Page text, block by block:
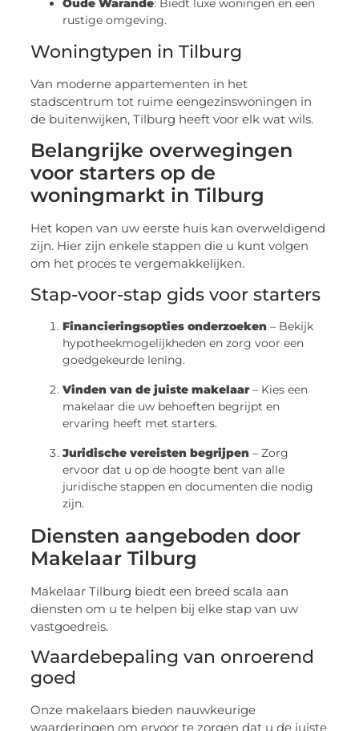
Oude Warande: Biedt luxe woningen en een
rustige omgeving.
Woningtypen in Tilburg
Van moderne appartementen in het
stadscentrum tot ruime eengezinswoningen in
de buitenwijken, Tilburg heeft voor elk wat wils.
Belangrijke overwegingen
voor starters op de
woningmarkt in Tilburg
Het kopen van uw eerste huis kan overweldigend
zijn. Hier zijn enkele stappen die u kunt volgen
om het proces te vergemakkelijken.
Stap-voor-stap gids voor starters
Financieringsopties onderzoeken – Bekijk
hypotheekmogelijkheden en zorg voor een
goedgekeurde lening.
Vinden van de juiste makelaar– Kies een
makelaar die uw behoeften begrijpt en
ervaring heeft met starters.
Juridische vereisten begrijpen – Zorg
ervoor dat u op de hoogte bent van alle
juridische stappen en documenten die nodig
zijn.
Diensten aangeboden door
Makelaar Tilburg
Makelaar Tilburg biedt een breed scala aan
diensten om u te helpen bij elke stap van uw
vastgoedreis.
Waardebepaling van onroerend
goed
Onze makelaars bieden nauwkeurige
waarderingen om ervoor te zorgen dat u de juiste